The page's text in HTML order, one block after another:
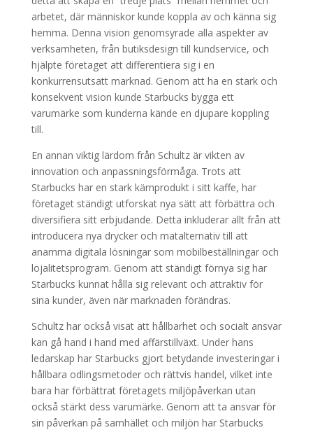
arbetet, där människor kunde koppla av och känna sig
hemma. Denna vision genomsyrade alla aspekter av
verksamheten, från butiksdesign till kundservice, och
hjälpte företaget att differentiera sig i en
konkurrensutsatt marknad. Genom att ha en stark och
konsekvent vision kunde Starbucks bygga ett
varumärke som kunderna kände en djupare koppling
till.
En annan viktig lärdom från Schultz är vikten av
innovation och anpassningsförmåga. Trots att
Starbucks har en stark kärnprodukt i sitt kaffe, har
företaget ständigt utforskat nya sätt att förbättra och
diversifiera sitt erbjudande. Detta inkluderar allt från att
introducera nya drycker och matalternativ till att
anamma digitala lösningar som mobilbeställningar och
lojalitetsprogram. Genom att ständigt förnya sig har
Starbucks kunnat hålla sig relevant och attraktiv för
sina kunder, även när marknaden förändras.
Schultz har också visat att hållbarhet och socialt ansvar
kan gå hand i hand med affärstillväxt. Under hans
ledarskap har Starbucks gjort betydande investeringar i
hållbara odlingsmetoder och rättvis handel, vilket inte
bara har förbättrat företagets miljöpåverkan utan
också stärkt dess varumärke. Genom att ta ansvar för
sin påverkan på samhället och miljön har Starbucks